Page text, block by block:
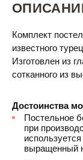
Комплект
известного
Изготовлен из
сотканного из
Достоинства
Постельное
при
используется
выращенный